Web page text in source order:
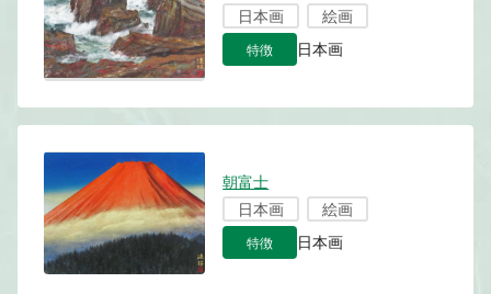
日本画
絵画
特徴 日本画
朝富士
日本画
絵画
特徴 日本画